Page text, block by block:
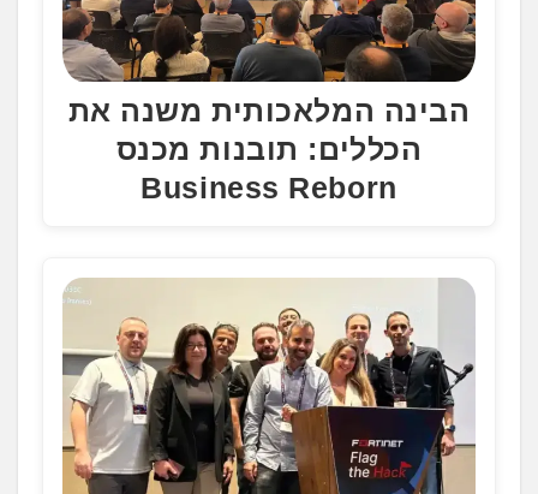
הבינה המלאכותית משנה את
הכללים: תובנות מכנס
Business Reborn